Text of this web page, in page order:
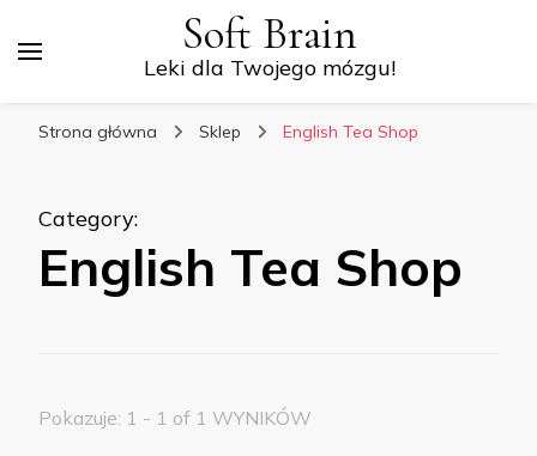
Soft Brain
Leki dla Twojego mózgu!
Strona główna Sklep English Tea Shop
Category:
English Tea Shop
Pokazuje: 1 - 1 of 1 WYNIKÓW